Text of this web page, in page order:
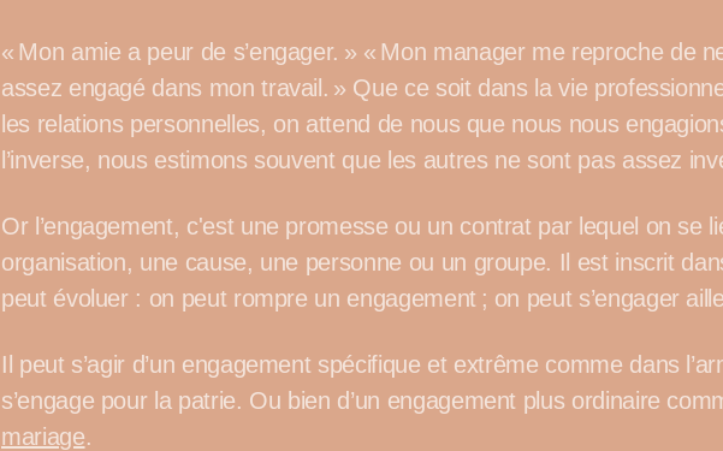
« Mon amie a peur de s’engager. » « Mon manager me reproche de
assez engagé dans mon travail. » Que ce soit dans la vie
les relations personnelles, on attend de nous que nous nous
l’inverse, nous estimons souvent que les autres ne sont pas assez
Or l’engagement, c'est une promesse ou un contrat par lequel on se
organisation, une cause, une personne ou un groupe. Il est inscrit
peut évoluer : on peut rompre un engagement ; on peut s’engager
Il peut s’agir d’un engagement spécifique et extrême comme dans
s’engage pour la patrie. Ou bien d’un engagement plus ordinaire
mariage.